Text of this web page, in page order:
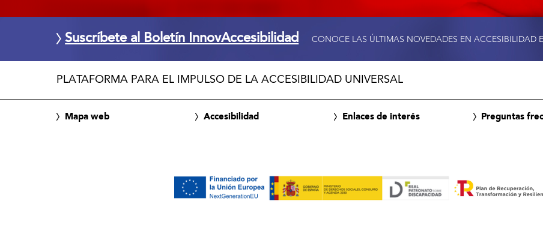
Suscríbete al Boletín InnovAccesibilidad CONOCE LAS ÚLTIMAS NOVEDADES EN ACCESIBILIDAD
PLATAFORMA PARA EL IMPULSO DE LA ACCESIBILIDAD UNIVERSAL
Mapa web Accesibilidad Enlaces de interés Preguntas